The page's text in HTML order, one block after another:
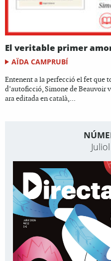
El veritable primer
AÏDA CAMPRUBÍ
Entenent a la perfecció el fet que
d’autoficció, Simone de Beauvoir
ara editada en català,...